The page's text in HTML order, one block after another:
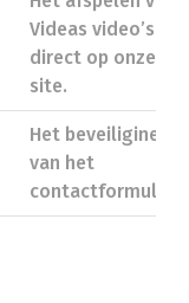
Videas video’s
direct op onze
site.
Het beveiliginen
van het
contactformulier.